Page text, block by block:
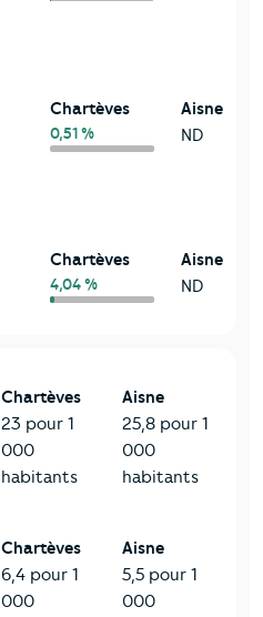
Chartèves
0,51 %
Aisne
ND
Chartèves
4,04 %
Aisne
ND
Chartèves
23 pour 1
000
habitants
Aisne
25,8 pour 1
000
habitants
Chartèves
6,4 pour 1
000
Aisne
5,5 pour 1
000